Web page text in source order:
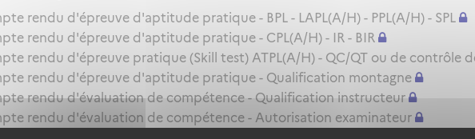
rendu d'épreuve d'aptitude pratique - BPL - LAPL(A/H) - PPL(A/H) - SPL
rendu d'épreuve d'aptitude pratique - CPL(A/H) - IR - BIR
rendu d'épreuve pratique (Skill test) ATPL(A/H) - QC/QT ou de contrôle
rendu d'épreuve d'aptitude pratique - Qualification montagne
rendu d'évaluation de compétence - Qualification instructeur
rendu d'évaluation de compétence - Autorisation examinateur